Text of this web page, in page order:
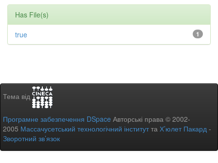
Has File(s)
1
true
Тема від
Програмне забезпечення DSpace Авторські права © 2002-
2005 Массачусетський технологічний інститутта Х’юлет Пакард -
Зворотний зв’язок